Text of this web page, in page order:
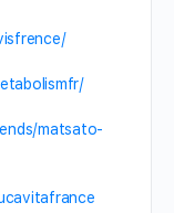
matsato-